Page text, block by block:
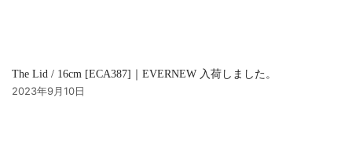
The Lid / 16cm [ECA387]｜EVERNEW 入荷しました。
2023年9月10日